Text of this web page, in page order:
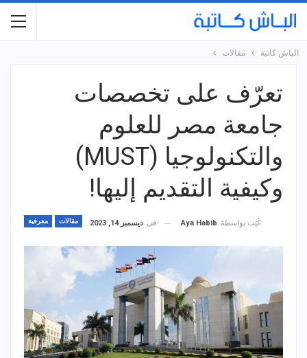
الباش كاتبة مقالات
تعرّف على تخصصات
جامعة مصر للعلوم
والتكنولوجيا (MUST)
وكيفية التقديم إليها!
مقالات معرفية كُتِب بواسطة Aya Habib في ديسمبر 14, 2023